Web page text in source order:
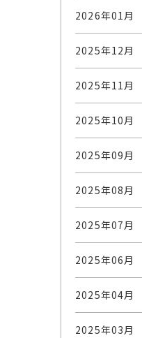
2026年01月
2025年12月
2025年11月
2025年10月
2025年09月
2025年08月
2025年07月
2025年06月
2025年04月
2025年03月